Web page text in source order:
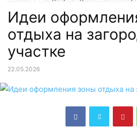
Идеи
отдыха на
участке
22.05.2026